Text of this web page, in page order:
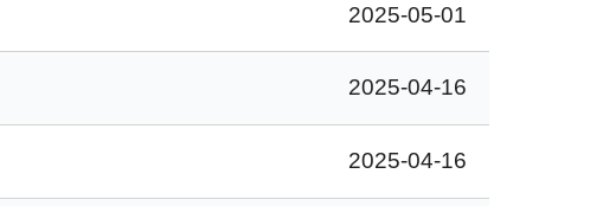
2025-05-01
2025-04-16
2025-04-16